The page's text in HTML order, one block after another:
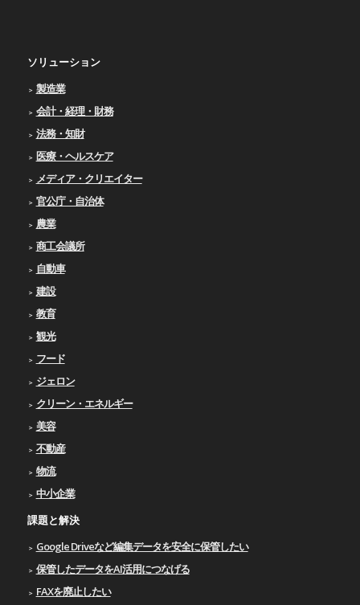
ソリューション
製造業
会計・経理・財務
法務・知財
医療・ヘルスケア
メディア・クリエイター
官公庁・自治体
農業
商工会議所
自動車
建設
教育
観光
フード
ジェロン
クリーン・エネルギー
美容
不動産
物流
中小企業
課題と解決
Google Driveなど編集データを安全に保管したい
保管したデータをAI活用につなげる
FAXを廃止したい